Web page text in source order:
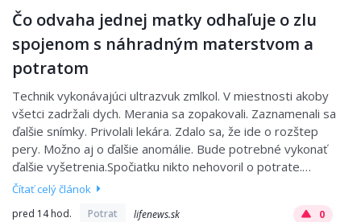
Čo odvaha jednej matky odhaľuje o zlu
spojenom s náhradným materstvom a
potratom
Technik vykonávajúci ultrazvuk zmlkol. V miestnosti akoby
všetci zadržali dych. Merania sa zopakovali. Zaznamenali sa
ďalšie snímky. Privolali lekára. Zdalo sa, že ide o rozštep
pery. Možno aj o ďalšie anomálie. Bude potrebné vykonať
ďalšie vyšetrenia.Spočiatku nikto nehovoril o potrate.…
Čítať celý článok
pred 14 hod. Potrat lifenews.sk 0